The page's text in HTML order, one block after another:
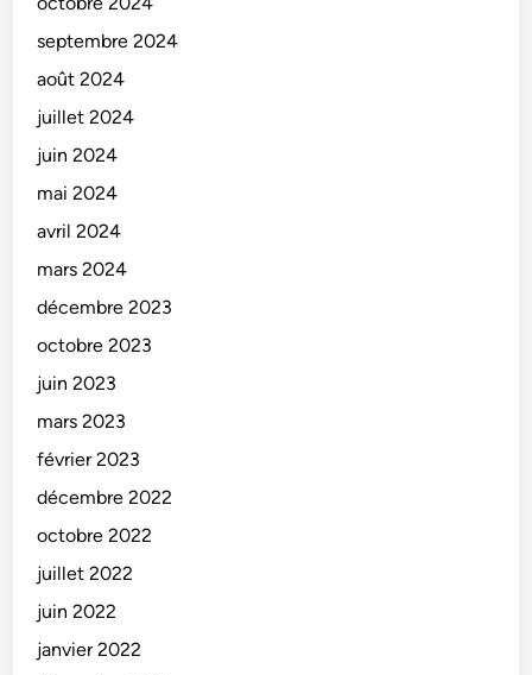
septembre 2024
août 2024
juillet 2024
juin 2024
mai 2024
avril 2024
mars 2024
décembre 2023
octobre 2023
juin 2023
mars 2023
février 2023
décembre 2022
octobre 2022
juillet 2022
juin 2022
janvier 2022